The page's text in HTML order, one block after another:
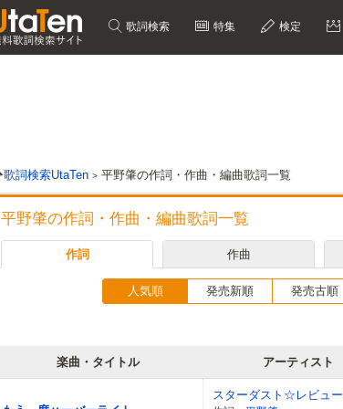
歌詞検索 特集 検定
歌詞検索UtaTen 平野肇の作詞・作曲・編曲歌詞一覧
平野肇の作詞・作曲・編曲歌詞一覧
作詞 作曲
人気順 発売新順 発売古順
楽曲・タイトル アーティスト
スターダスト☆レビュー